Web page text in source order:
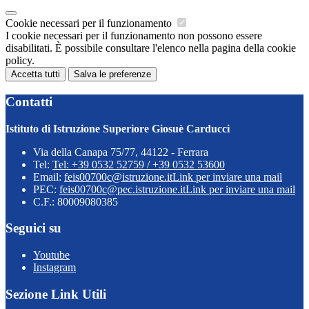
Cookie necessari per il funzionamento
I cookie necessari per il funzionamento non possono essere
disabilitati. È possibile consultare l'elenco nella pagina della cookie
policy.
Accetta tutti Salva le preferenze
Contatti
Istituto di Istruzione Superiore Giosuè Carducci
Via della Canapa 75/77, 44122 - Ferrara
Tel: Tel: +39 0532 52759 / +39 0532 53600
Email: feis00700c@istruzione.itLink per inviare una mail
PEC: feis00700c@pec.istruzione.itLink per inviare una mail
C.F.: 80009080385
Seguici su
Youtube
Instagram
Sezione Link Utili